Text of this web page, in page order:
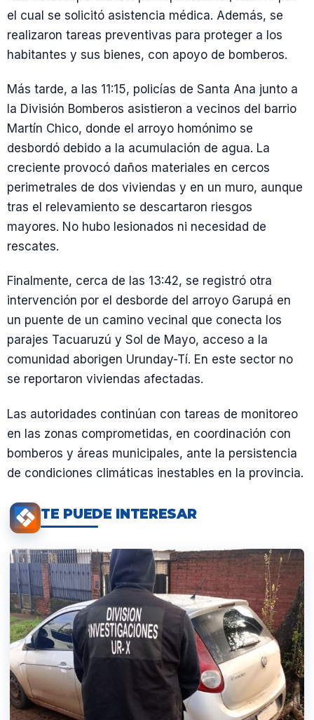
el cual se solicitó asistencia médica. Además, se
realizaron tareas preventivas para proteger a los
habitantes y sus bienes, con apoyo de bomberos.
Más tarde, a las 11:15, policías de Santa Ana junto a
la División Bomberos asistieron a vecinos del barrio
Martín Chico, donde el arroyo homónimo se
desbordó debido a la acumulación de agua. La
creciente provocó daños materiales en cercos
perimetrales de dos viviendas y en un muro, aunque
tras el relevamiento se descartaron riesgos
mayores. No hubo lesionados ni necesidad de
rescates.
Finalmente, cerca de las 13:42, se registró otra
intervención por el desborde del arroyo Garupá en
un puente de un camino vecinal que conecta los
parajes Tacuaruzú y Sol de Mayo, acceso a la
comunidad aborigen Urunday-Tí. En este sector no
se reportaron viviendas afectadas.
Las autoridades continúan con tareas de monitoreo
en las zonas comprometidas, en coordinación con
bomberos y áreas municipales, ante la persistencia
de condiciones climáticas inestables en la provincia.
TE PUEDE INTERESAR